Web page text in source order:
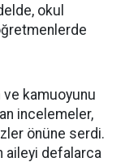
okul
ve kamuoyunu
incelemeler,
önüne serdi.
aileyi defalarca